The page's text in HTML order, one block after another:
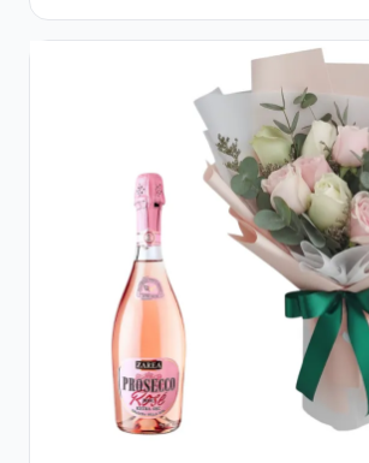
Ferrero Rocher și Flori Pastelate